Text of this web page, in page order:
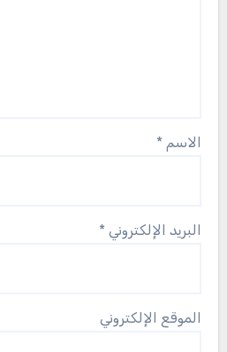
الاسم *
البريد الإلكتروني *
الموقع الإلكتروني